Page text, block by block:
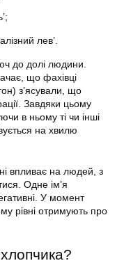
лев’.
до долі людини.
що фахівці
з’ясували, що
Завдяки цьому
в ньому ті чи інші
на хвилю
впливає на людей, з
Одне ім’я
У момент
рівні отримують про
хлопчика?